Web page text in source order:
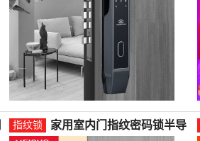
指纹锁
家用室内门指纹密码锁半导